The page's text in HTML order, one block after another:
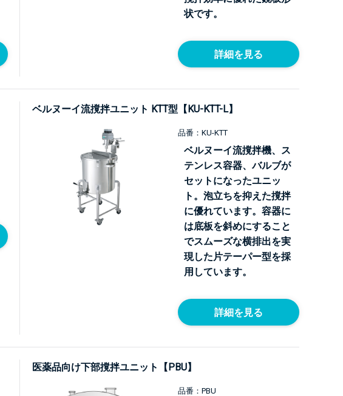
状です。
詳細を見る
ベルヌーイ流撹拌ユニット KTT型【KU-KTT-L】
品番：KU-KTT
ベルヌーイ流撹拌機、ス
テンレス容器、バルブが
セットになったユニッ
ト。泡立ちを抑えた撹拌
に優れています。容器に
は底板を斜めにすること
でスムーズな横排出を実
現した片テーパー型を採
用しています。
詳細を見る
医薬品向け下部撹拌ユニット【PBU】
品番：PBU